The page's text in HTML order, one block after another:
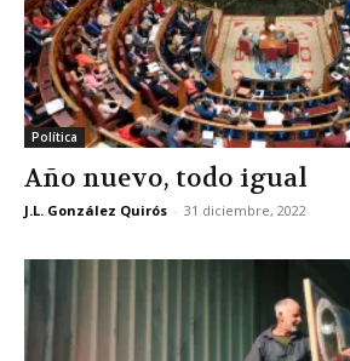
Política
Año nuevo, todo igual
J.L. González Quirós - 31 diciembre, 2022